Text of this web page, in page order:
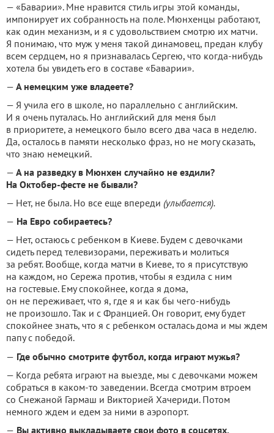
— «Баварии». Мне нравится стиль игры этой команды,
импонирует их собранность на поле. Мюнхенцы работают,
как один механизм, и я с удовольствием смотрю их матчи.
Я понимаю, что муж у меня такой динамовец, предан клубу
всем сердцем, но я признавалась Сергею, что когда-нибудь
хотела бы увидеть его в составе «Баварии».
— А немецким уже владеете?
— Я учила его в школе, но параллельно с английским.
И я очень путалась. Но английский для меня был
в приоритете, а немецкого было всего два часа в неделю.
Да, осталось в памяти несколько фраз, но не могу сказать,
что знаю немецкий.
— А на разведку в Мюнхен случайно не ездили?
На Октобер-фесте не бывали?
— Нет, не была. Но все еще впереди (улыбается).
— На Евро собираетесь?
— Нет, остаюсь с ребенком в Киеве. Будем с девочками
сидеть перед телевизорами, переживать и молиться
за ребят. Вообще, когда матчи в Киеве, то я присутствую
на каждом, но Сережа против, чтобы я ездила с ним
на гостевые. Ему спокойнее, когда я дома,
он не переживает, что я, где я и как бы чего-нибудь
не произошло. Так и с Францией. Он говорит, ему будет
спокойнее знать, что я с ребенком осталась дома и мы ждем
папу с победой.
— Где обычно смотрите футбол, когда играют мужья?
— Когда ребята играют на выезде, мы с девочками можем
собраться в каком-то заведении. Всегда смотрим втроем
со Снежаной Гармаш и Викторией Хачериди. Потом
немного ждем и едем за ними в аэропорт.
— Вы активно выкладываете свои фото в соцсетях,